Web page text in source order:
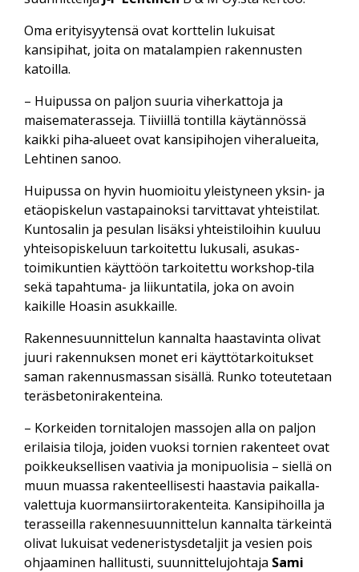
Oma erityisyytensä ovat korttelin lukuisat
kansipihat, joita on matalampien rakennusten
katoilla.
– Huipussa on paljon suuria viher­kattoja ja
maisema­terasseja. Tiiviillä tontilla käytännössä
kaikki piha‑alueet ovat kansi­pihojen viher­alueita,
Lehtinen sanoo.
Huipussa on hyvin huomioitu yleistyneen yksin‑ ja
etä­opiskelun vasta­painoksi tarvittavat yhteis­tilat.
Kunto­salin ja pesulan lisäksi yhteis­tiloihin kuuluu
yhteis­opiskeluun tarkoitettu luku­sali, asukas­
toimikuntien käyttöön tarkoitettu workshop‑tila
sekä tapahtuma- ja liikunta­tila, joka on avoin
kaikille Hoasin asukkaille.
Rakennesuunnittelun kannalta haastavinta olivat
juuri rakennuksen monet eri käyttö­tarkoitukset
saman rakennus­massan sisällä. Runko toteutetaan
teräsbetonirakenteina.
– Korkeiden tornitalojen massojen alla on paljon
erilaisia tiloja, joiden vuoksi tornien rakenteet ovat
poikkeuksellisen vaativia ja moni­puolisia – siellä on
muun muassa rakenteellisesti haastavia paikalla­
valettuja kuorman­siirto­rakenteita. Kansi­pihoilla ja
terasseilla rakenne­suunnittelun kannalta tärkeintä
olivat lukuisat vedeneristys­detaljit ja vesien pois
ohjaaminen hallitusti, suunnittelu­johtaja Sami